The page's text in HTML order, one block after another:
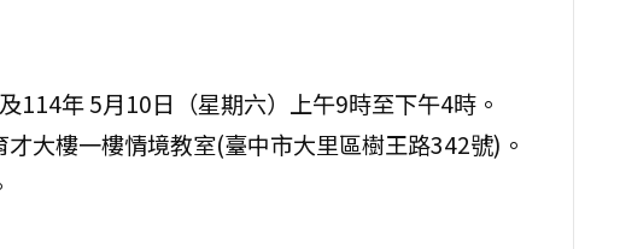
114年 5月10日（星期六）上午9時至下午4時。
大樓一樓情境教室(臺中市大里區樹王路342號)。